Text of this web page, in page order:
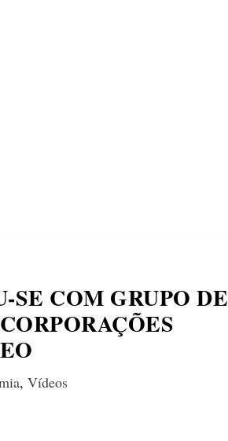
COM GRUPO DE
, Vídeos